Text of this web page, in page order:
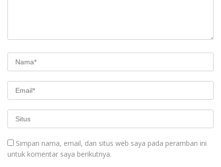
Simpan nama, email, dan situs web saya pada peramban ini
untuk komentar saya berikutnya.